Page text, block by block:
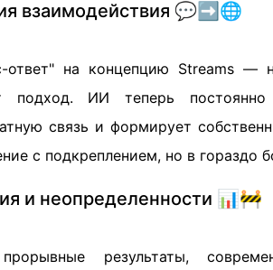
взаимодействия 💬➡️🌐
ответ" на концепцию Streams —
ИИ теперь постоянно
связь и формирует
с подкреплением, но в гораздо
и неопределенности 📊🚧
результаты,